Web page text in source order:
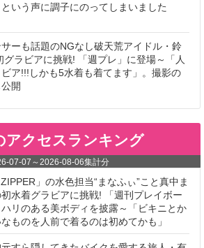
いう声に調子にのってしまいました
ーも話題のNGなし破天荒アイドル・鈴
グラビアに挑戦! 「週プレ」に登場～「人
ア!!!しかも5水着も着てます」。撮影の
開
アクセスランキング
07-07 ～2026-08-06集計分
ZIPPER」の水色担当“まなふぃ”こと真中ま
水着グラビアに挑戦! 「週刊プレイボー
リのある美ボディを披露～「ビキニとか
ものを人前で着るのは初めてかも」